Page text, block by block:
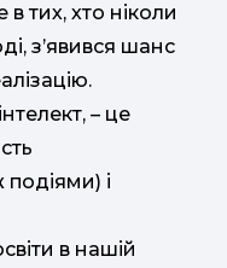
в тих, хто ніколи
з’явився шанс
– це
подіями) і
в нашій